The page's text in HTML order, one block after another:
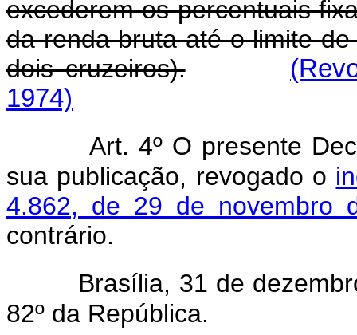
excederem os percentuais
da renda bruta até o limite
dois cruzeiros).
1974)
Art. 4º O presente
sua publicação, revogado o
4.862, de 29 de novembro
contrário.
Brasília, 31 de
82º da República.